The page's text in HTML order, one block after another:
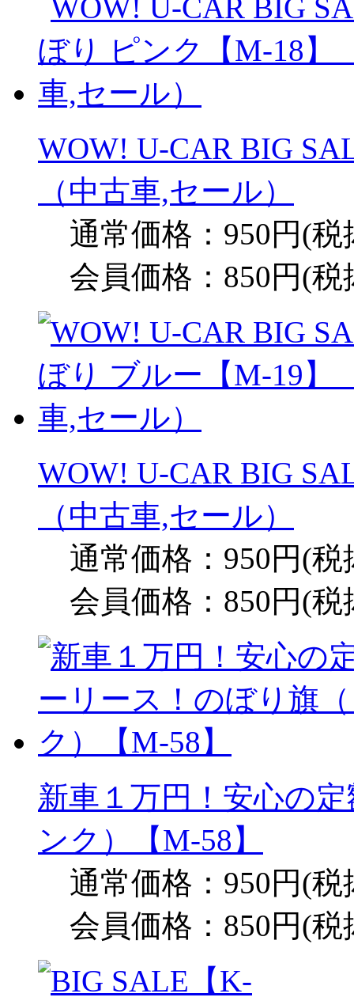
WOW! U-CAR BIG
（中古車,セール）
通常価格：950円(税
会員価格：850円(税
WOW! U-CAR BIG
（中古車,セール）
通常価格：950円(税
会員価格：850円(税
新車１万円！安心の
ンク）【M-58】
通常価格：950円(税
会員価格：850円(税